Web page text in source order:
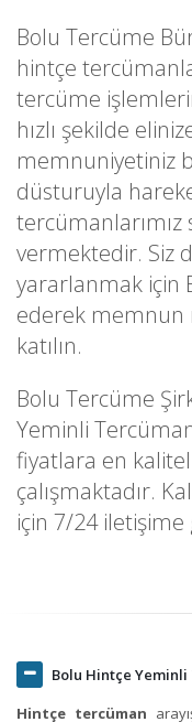
Bolu Tercüme
hintçe
tercüme
hızlı şekilde
memnuniyetiniz
düsturuyla
vermektedir. Siz
yararlanmak için
ederek memnun
katılın.
Bolu Tercüme
Yeminli
fiyatlara en
çalışmaktadır.
için 7/24 iletişime
Bolu Hintçe
Hintçe tercüman